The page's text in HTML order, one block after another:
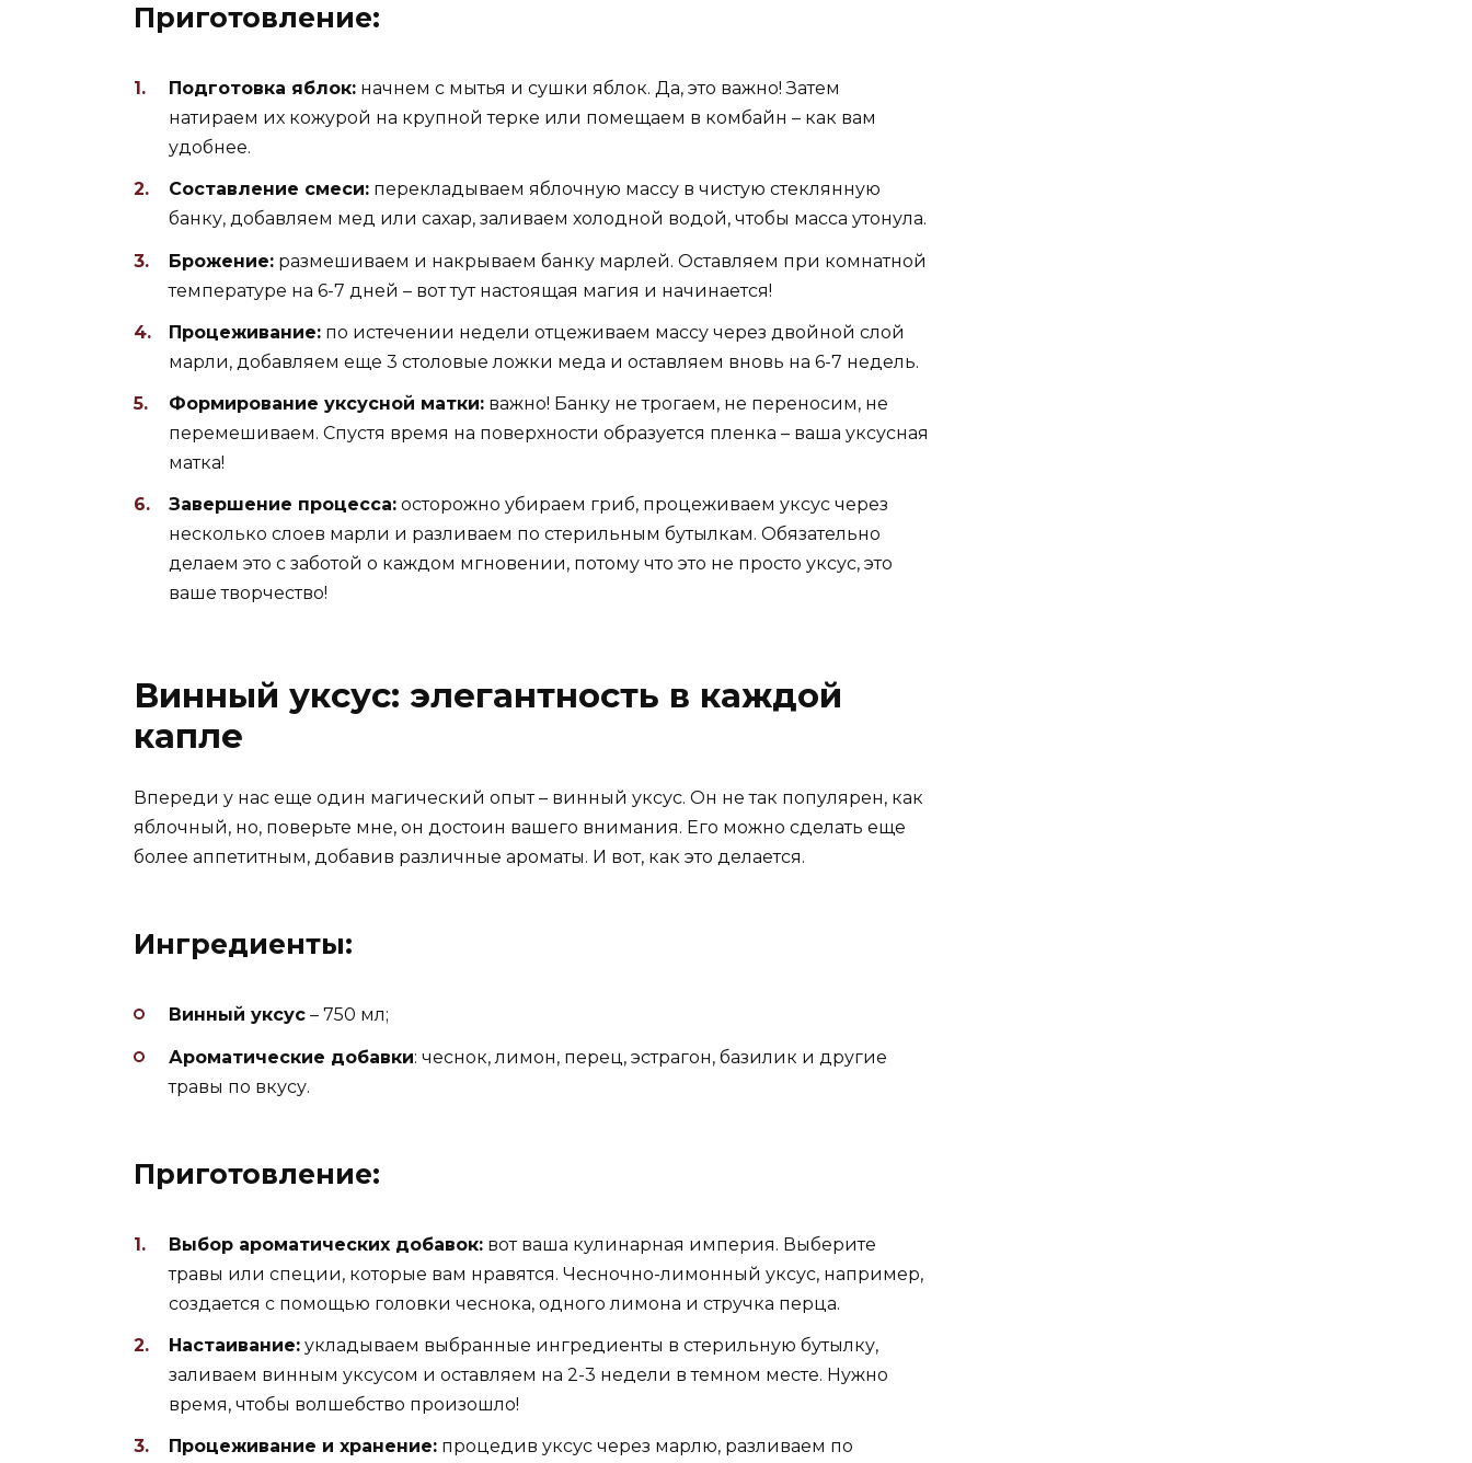
Приготовление:
Подготовка яблок: начнем с мытья и сушки яблок. Да, это важно! Затем
натираем их кожурой на крупной терке или помещаем в комбайн – как вам
удобнее.
Составление смеси: перекладываем яблочную массу в чистую стеклянную
банку, добавляем мед или сахар, заливаем холодной водой, чтобы масса утонула.
Брожение: размешиваем и накрываем банку марлей. Оставляем при комнатной
температуре на 6-7 дней – вот тут настоящая магия и начинается!
Процеживание: по истечении недели отцеживаем массу через двойной слой
марли, добавляем еще 3 столовые ложки меда и оставляем вновь на 6-7 недель.
Формирование уксусной матки: важно! Банку не трогаем, не переносим, не
перемешиваем. Спустя время на поверхности образуется пленка – ваша уксусная
матка!
Завершение процесса: осторожно убираем гриб, процеживаем уксус через
несколько слоев марли и разливаем по стерильным бутылкам. Обязательно
делаем это с заботой о каждом мгновении, потому что это не просто уксус, это
ваше творчество!
Винный уксус: элегантность в каждой
капле
Впереди у нас еще один магический опыт – винный уксус. Он не так популярен, как
яблочный, но, поверьте мне, он достоин вашего внимания. Его можно сделать еще
более аппетитным, добавив различные ароматы. И вот, как это делается.
Ингредиенты:
Винный уксус – 750 мл;
Ароматические добавки: чеснок, лимон, перец, эстрагон, базилик и другие
травы по вкусу.
Приготовление:
Выбор ароматических добавок: вот ваша кулинарная империя. Выберите
травы или специи, которые вам нравятся. Чесночно-лимонный уксус, например,
создается с помощью головки чеснока, одного лимона и стручка перца.
Настаивание: укладываем выбранные ингредиенты в стерильную бутылку,
заливаем винным уксусом и оставляем на 2-3 недели в темном месте. Нужно
время, чтобы волшебство произошло!
Процеживание и хранение: процедив уксус через марлю, разливаем по